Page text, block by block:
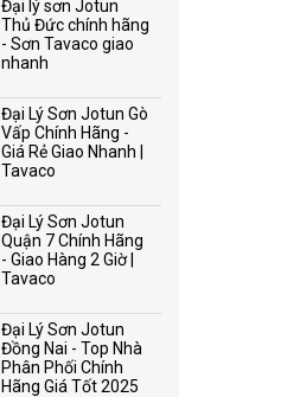
Đại lý sơn Jotun
Thủ Đức chính hãng
- Sơn Tavaco giao
nhanh
Đại Lý Sơn Jotun Gò
Vấp Chính Hãng -
Giá Rẻ Giao Nhanh |
Tavaco
Đại Lý Sơn Jotun
Quận 7 Chính Hãng
- Giao Hàng 2 Giờ |
Tavaco
Đại Lý Sơn Jotun
Đồng Nai - Top Nhà
Phân Phối Chính
Hãng Giá Tốt 2025